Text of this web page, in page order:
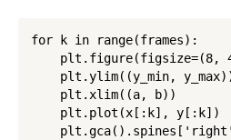
for k in range(frames):
plt.figure(figsize=(8,
plt.ylim((y_min,
    plt.xlim((a, b))
    plt.plot(x[:k], y[:k])